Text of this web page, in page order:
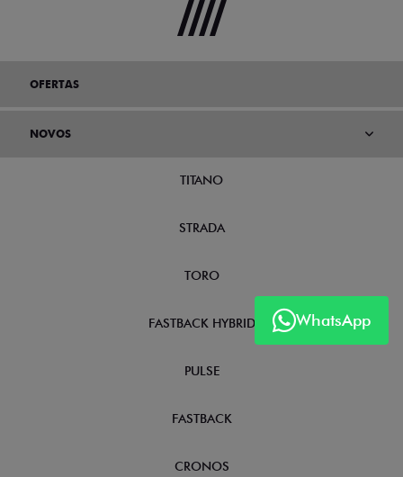
WhatsApp
OFERTAS
TITANO
STRADA
TORO
FASTBACK HYBRID
PULSE
FASTBACK